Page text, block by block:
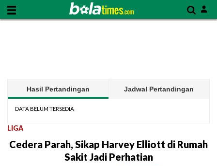
Hasil Pertandingan Jadwal Pertandingan
DATA BELUM TERSEDIA
LIGA
Cedera Parah, Sikap Harvey Elliott di Rumah
Sakit Jadi Perhatian